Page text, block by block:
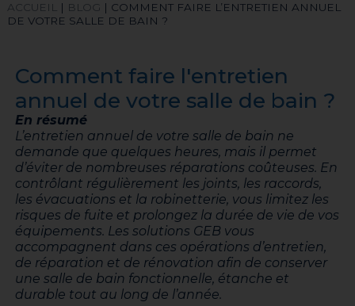
ACCUEIL | BLOG | COMMENT FAIRE L’ENTRETIEN ANNUEL
DE VOTRE SALLE DE BAIN ?
Comment faire l'entretien
annuel de votre salle de bain ?
En résumé
L’entretien annuel de votre salle de bain ne
demande que quelques heures, mais il permet
d’éviter de nombreuses réparations coûteuses. En
contrôlant régulièrement les joints, les raccords,
les évacuations et la robinetterie, vous limitez les
risques de fuite et prolongez la durée de vie de vos
équipements. Les solutions GEB vous
accompagnent dans ces opérations d’entretien,
de réparation et de rénovation afin de conserver
une salle de bain fonctionnelle, étanche et
durable tout au long de l’année.